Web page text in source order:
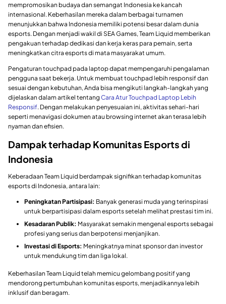
mempromosikan budaya dan semangat Indonesia ke kancah
internasional. Keberhasilan mereka dalam berbagai turnamen
menunjukkan bahwa Indonesia memiliki potensi besar dalam dunia
esports. Dengan menjadi wakil di SEA Games, Team Liquid memberikan
pengakuan terhadap dedikasi dan kerja keras para pemain, serta
meningkatkan citra esports di mata masyarakat umum.
Pengaturan touchpad pada laptop dapat mempengaruhi pengalaman
pengguna saat bekerja. Untuk membuat touchpad lebih responsif dan
sesuai dengan kebutuhan, Anda bisa mengikuti langkah-langkah yang
dijelaskan dalam artikel tentang Cara Atur Touchpad Laptop Lebih
Responsif. Dengan melakukan penyesuaian ini, aktivitas sehari-hari
seperti menavigasi dokumen atau browsing internet akan terasa lebih
nyaman dan efisien.
Dampak terhadap Komunitas Esports di
Indonesia
Keberadaan Team Liquid berdampak signifikan terhadap komunitas
esports di Indonesia, antara lain:
Peningkatan Partisipasi: Banyak generasi muda yang terinspirasi
untuk berpartisipasi dalam esports setelah melihat prestasi tim ini.
Kesadaran Publik: Masyarakat semakin mengenal esports sebagai
profesi yang serius dan berpotensi menjanjikan.
Investasi di Esports: Meningkatnya minat sponsor dan investor
untuk mendukung tim dan liga lokal.
Keberhasilan Team Liquid telah memicu gelombang positif yang
mendorong pertumbuhan komunitas esports, menjadikannya lebih
inklusif dan beragam.